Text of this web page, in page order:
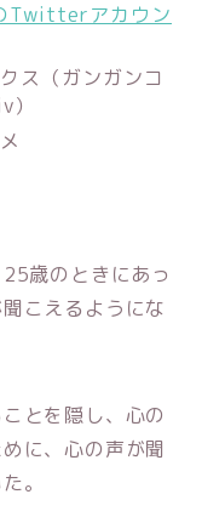
Twitterアカウン
ス（ガンガンコ
歳のときにあっ
こえるようにな
とを隠し、心の
に、心の声が聞
。